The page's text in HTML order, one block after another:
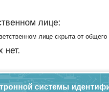
лице:
лице скрыта от общего
нет.
системы